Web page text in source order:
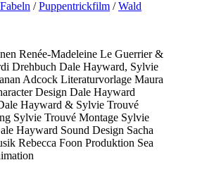
/Puppentrickfilm/Wald
Renée-Madeleine Le Guerrier &
Drehbuch Dale Hayward, Sylvie
Adcock Literaturvorlage Maura
Design Dale Hayward
Hayward & Sylvie Trouvé
Sylvie Trouvé Montage Sylvie
Hayward Sound Design Sacha
Rebecca Foon Produktion Sea